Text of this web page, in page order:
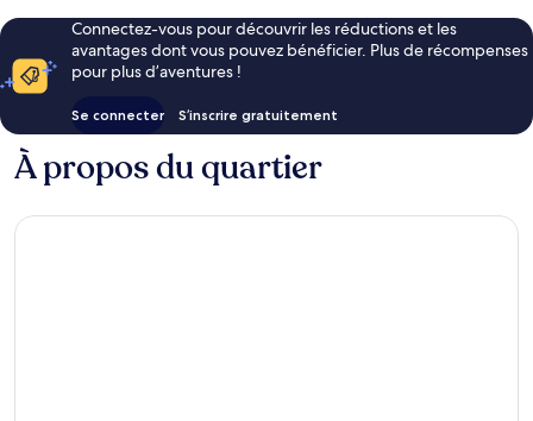
Connectez-vous pour découvrir les réductions et les
avantages dont vous pouvez bénéficier. Plus de récompenses
pour plus d’aventures !
Se connecter S’inscrire gratuitement
À propos du quartier